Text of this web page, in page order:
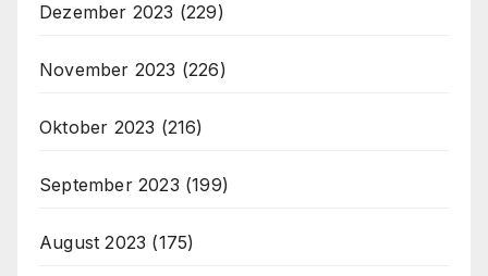
Dezember 2023 (229)
November 2023 (226)
Oktober 2023 (216)
September 2023 (199)
August 2023 (175)